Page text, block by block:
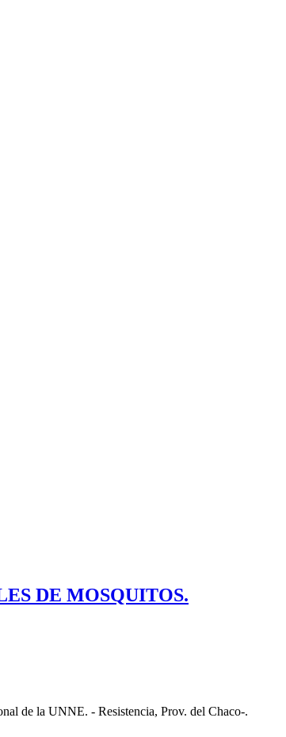
DE MOSQUITOS.
de la UNNE. - Resistencia, Prov. del Chaco-.